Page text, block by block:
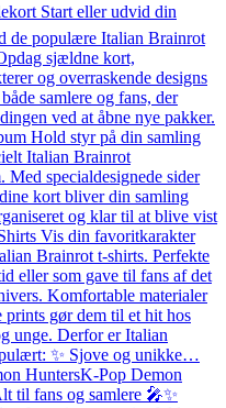
Start eller udvid din
de populære Italian Brainrot
sjældne kort,
og overraskende designs
samlere og fans, der
ved at åbne nye pakker.
Hold styr på din samling
Italian Brainrot
Med specialdesignede sider
kort bliver din samling
og klar til at blive vist
Vis din favoritkarakter
Brainrot t-shirts. Perfekte
eller som gave til fans af det
Komfortable materialer
prints gør dem til et hit hos
unge. Derfor er Italian
✨ Sjove og unikke…
HuntersK-Pop Demon
til fans og samlere 🎤✨